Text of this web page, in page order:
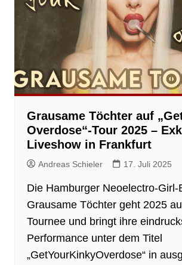
Grausame Töchter auf
Overdose“-Tour 2025 –
Liveshow in Frankfurt
Andreas Schieler 17. Juli 2025
Die Hamburger Neoelectro-Girl-
Grausame Töchter geht 2025
Tournee und bringt ihre
Performance unter dem Titel
„GetYourKinkyOverdose“ in